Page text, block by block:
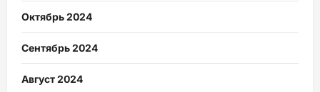
Октябрь 2024
Сентябрь 2024
Август 2024